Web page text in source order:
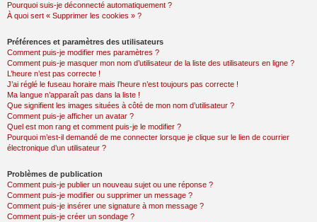
Pourquoi suis-je déconnecté automatiquement ?
À quoi sert « Supprimer les cookies » ?
Préférences et paramètres des utilisateurs
Comment puis-je modifier mes paramètres ?
Comment puis-je masquer mon nom d’utilisateur de la liste des utilisateurs en ligne ?
L’heure n’est pas correcte !
J’ai réglé le fuseau horaire mais l’heure n’est toujours pas correcte !
Ma langue n’apparaît pas dans la liste !
Que signifient les images situées à côté de mon nom d’utilisateur ?
Comment puis-je afficher un avatar ?
Quel est mon rang et comment puis-je le modifier ?
Pourquoi m’est-il demandé de me connecter lorsque je clique sur le lien de courrier
électronique d’un utilisateur ?
Problèmes de publication
Comment puis-je publier un nouveau sujet ou une réponse ?
Comment puis-je modifier ou supprimer un message ?
Comment puis-je insérer une signature à mon message ?
Comment puis-je créer un sondage ?